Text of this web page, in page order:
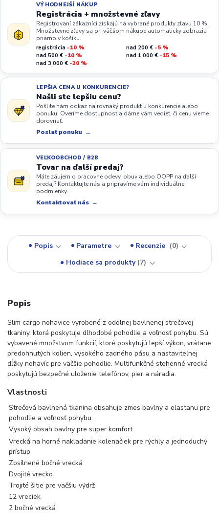
VÝHODNEJŠÍ NÁKUP
Registrácia + množstevné zľavy
Registrovaní zákazníci získajú na vybrané produkty zľavu 10 %.
Množstevné zľavy sa pri väčšom nákupe automaticky zobrazia
priamo v košíku.
registrácia -10 % nad 200 € -5 %
nad 500 € -10 % nad 1 000 € -15 %
nad 3 000 € -20 %
LEPŠIA CENA U KONKURENCIE?
Našli ste lepšiu cenu?
Pošlite nám odkaz na rovnaký produkt u konkurencie alebo
ponuku. Overíme dostupnosť a dáme vám vedieť, či cenu vieme
dorovnať.
Poslať ponuku
VEĽKOOBCHOD / B2B
Tovar na ďalší predaj?
Máte záujem o pracovné odevy, obuv alebo OOPP na ďalší
predaj? Kontaktujte nás a pripravíme vám individuálne
podmienky.
Kontaktovať nás
Popis Parametre Recenzie
0
Hodiace sa produkty 7
Popis
Slim cargo nohavice vyrobené z odolnej bavlnenej strečovej
tkaniny, ktorá poskytuje dlhodobé pohodlie a voľnosť pohybu. Sú
vybavené množstvom funkcií, ktoré poskytujú lepší výkon, vrátane
predohnutých kolien, vysokého zadného pásu a nastaviteľnej
dĺžky nohavíc pre väčšie pohodlie. Multifunkčné stehenné vrecká
poskytujú bezpečné uloženie telefónov, pier a náradia.
Vlastnosti
Strečová bavlnená tkanina obsahuje zmes bavlny a elastanu pre
pohodlie a voľnosť pohybu
Vysoký obsah bavlny pre super komfort
Vrecká na horné nakladanie kolenačiek pre rýchly a jednoduchý
prístup
Zosilnené bočné vrecká
Dvojité vrecko
Trojité šitie pre väčšiu výdrž
12 vreciek
2 bočné vrecká